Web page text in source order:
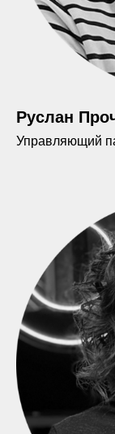
Руслан
Управляющий